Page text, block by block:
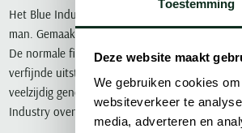
Toestemming
Deze website maakt
We gebruiken cookies
websiteverkeer te
media, adverteren en
Het Blue Industry overhemd met blauw wave
man. Gemaakt van 100% katoen biedt dit
De normale fit zorgt voor een ontspannen
verfijnde uitstraling geeft. Met lange mouwen
veelzijdig genoeg voor zowel zakelijke als
Industry overhemd toe aan je garderobe voor